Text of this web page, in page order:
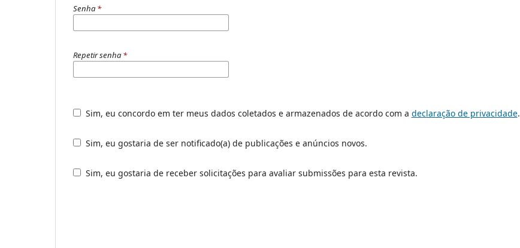
Senha *
Repetir senha *
Sim, eu concordo em ter meus dados coletados e armazenados de acordo com a declaração de privacidade.
Sim, eu gostaria de ser notificado(a) de publicações e anúncios novos.
Sim, eu gostaria de receber solicitações para avaliar submissões para esta revista.